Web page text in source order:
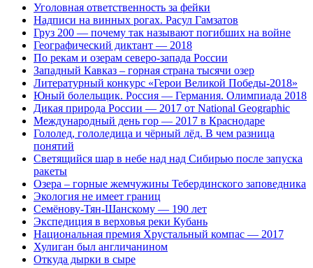
Уголовная ответственность за фейки
Надписи на винных рогах. Расул Гамзатов
Груз 200 — почему так называют погибших на войне
Географический диктант — 2018
По рекам и озерам северо-запада России
Западный Кавказ – горная страна тысячи озер
Литературный конкурс «Герои Великой Победы-2018»
Юный болельщик. Россия — Германия. Олимпиада 2018
Дикая природа России — 2017 от National Geographic
Международный день гор — 2017 в Краснодаре
Гололед, гололедица и чёрный лёд. В чем разница
понятий
Светящийся шар в небе над над Сибирью после запуска
ракеты
Озера – горные жемчужины Тебердинского заповедника
Экология не имеет границ
Семёнову-Тян-Шанскому — 190 лет
Экспедиция в верховья реки Кубань
Национальная премия Хрустальный компас — 2017
Хулиган был англичанином
Откуда дырки в сыре